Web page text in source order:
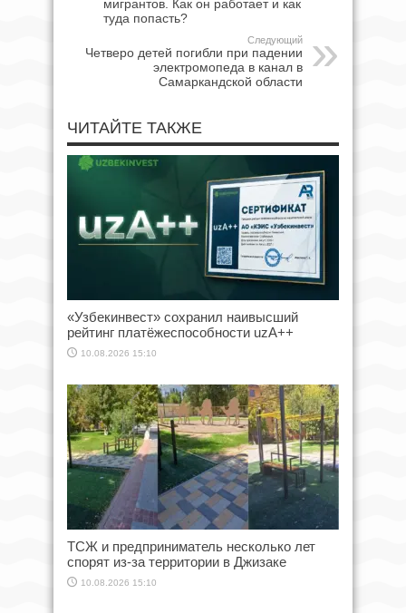
мигрантов. Как он работает и как
туда попасть?
Следующий
Четверо детей погибли при падении
электромопеда в канал в
Самаркандской области
ЧИТАЙТЕ ТАКЖЕ
«Узбекинвест» сохранил наивысший
рейтинг платёжеспособности uzA++
10.08.2026 15:10
ТСЖ и предприниматель несколько лет
спорят из-за территории в Джизаке
10.08.2026 15:10